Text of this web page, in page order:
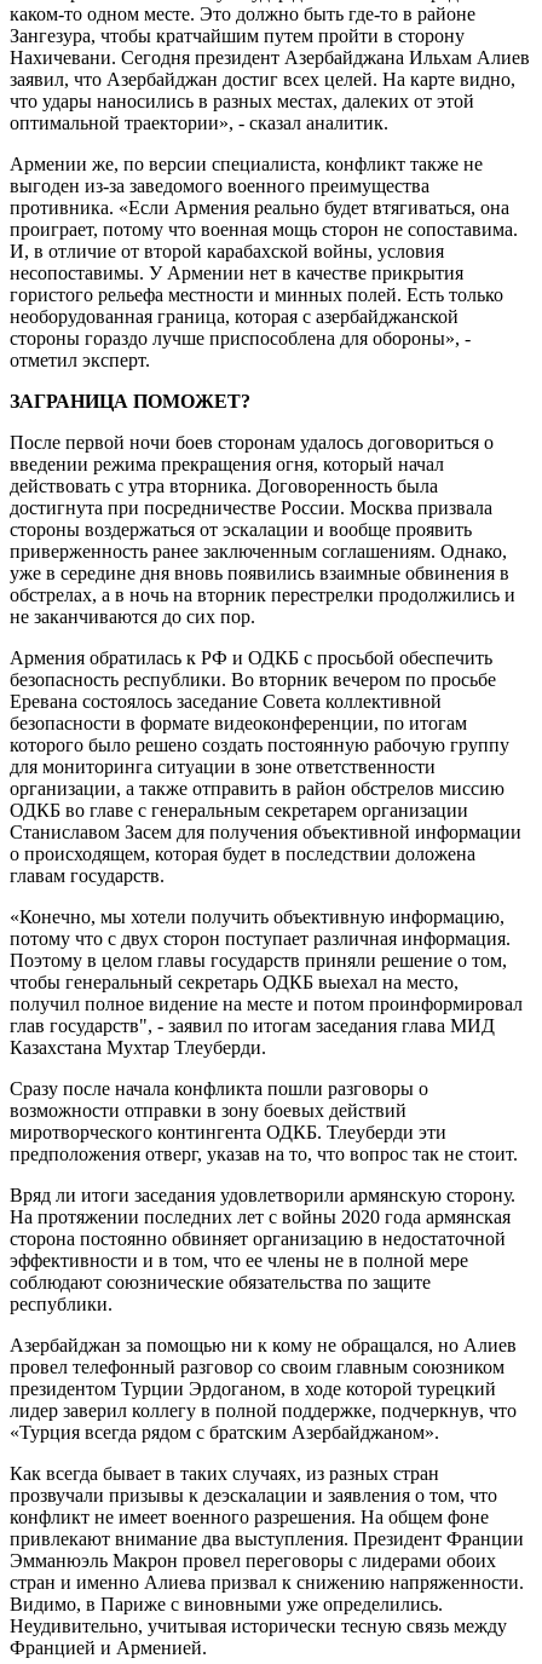
каком-то одном месте. Это должно быть где-то в районе
Зангезура, чтобы кратчайшим путем пройти в сторону
Нахичевани. Сегодня президент Азербайджана Ильхам Алиев
заявил, что Азербайджан достиг всех целей. На карте видно,
что удары наносились в разных местах, далеких от этой
оптимальной траектории», - сказал аналитик.
Армении же, по версии специалиста, конфликт также не
выгоден из-за заведомого военного преимущества
противника. «Если Армения реально будет втягиваться, она
проиграет, потому что военная мощь сторон не сопоставима.
И, в отличие от второй карабахской войны, условия
несопоставимы. У Армении нет в качестве прикрытия
гористого рельефа местности и минных полей. Есть только
необорудованная граница, которая с азербайджанской
стороны гораздо лучше приспособлена для обороны», -
отметил эксперт.
ЗАГРАНИЦА ПОМОЖЕТ?
После первой ночи боев сторонам удалось договориться о
введении режима прекращения огня, который начал
действовать с утра вторника. Договоренность была
достигнута при посредничестве России. Москва призвала
стороны воздержаться от эскалации и вообще проявить
приверженность ранее заключенным соглашениям. Однако,
уже в середине дня вновь появились взаимные обвинения в
обстрелах, а в ночь на вторник перестрелки продолжились и
не заканчиваются до сих пор.
Армения обратилась к РФ и ОДКБ с просьбой обеспечить
безопасность республики. Во вторник вечером по просьбе
Еревана состоялось заседание Совета коллективной
безопасности в формате видеоконференции, по итогам
которого было решено создать постоянную рабочую группу
для мониторинга ситуации в зоне ответственности
организации, а также отправить в район обстрелов миссию
ОДКБ во главе с генеральным секретарем организации
Станиславом Засем для получения объективной информации
о происходящем, которая будет в последствии доложена
главам государств.
«Конечно, мы хотели получить объективную информацию,
потому что с двух сторон поступает различная информация.
Поэтому в целом главы государств приняли решение о том,
чтобы генеральный секретарь ОДКБ выехал на место,
получил полное видение на месте и потом проинформировал
глав государств", - заявил по итогам заседания глава МИД
Казахстана Мухтар Тлеуберди.
Сразу после начала конфликта пошли разговоры о
возможности отправки в зону боевых действий
миротворческого контингента ОДКБ. Тлеуберди эти
предположения отверг, указав на то, что вопрос так не стоит.
Вряд ли итоги заседания удовлетворили армянскую сторону.
На протяжении последних лет с войны 2020 года армянская
сторона постоянно обвиняет организацию в недостаточной
эффективности и в том, что ее члены не в полной мере
соблюдают союзнические обязательства по защите
республики.
Азербайджан за помощью ни к кому не обращался, но Алиев
провел телефонный разговор со своим главным союзником
президентом Турции Эрдоганом, в ходе которой турецкий
лидер заверил коллегу в полной поддержке, подчеркнув, что
«Турция всегда рядом с братским Азербайджаном».
Как всегда бывает в таких случаях, из разных стран
прозвучали призывы к деэскалации и заявления о том, что
конфликт не имеет военного разрешения. На общем фоне
привлекают внимание два выступления. Президент Франции
Эмманюэль Макрон провел переговоры с лидерами обоих
стран и именно Алиева призвал к снижению напряженности.
Видимо, в Париже с виновными уже определились.
Неудивительно, учитывая исторически тесную связь между
Францией и Арменией.